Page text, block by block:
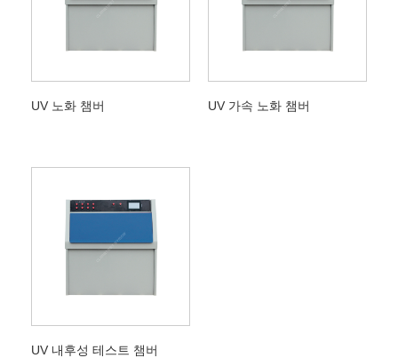
UV 노화 챔버 UV 가속 노화 챔버
UV 내후성 테스트 챔버